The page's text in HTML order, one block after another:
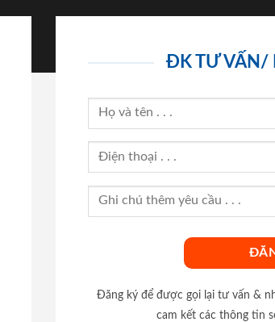
ĐK TƯ VẤN/
Đăng ký để được gọi lại tư vấn &
cam kết các thông tin